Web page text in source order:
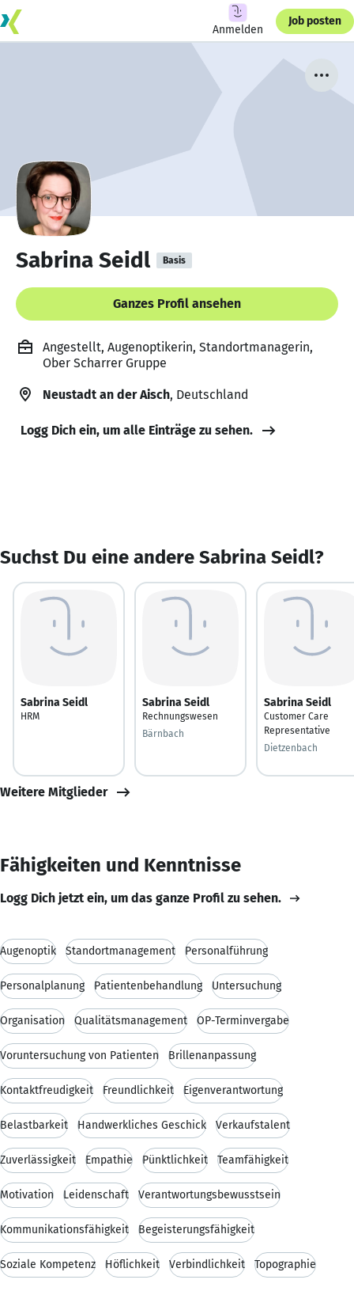
Anmelden
Job posten
Sabrina Seidl Basis
Ganzes Profil ansehen
Angestellt, Augenoptikerin, Standortmanagerin,
Ober Scharrer Gruppe
Neustadt an der Aisch, Deutschland
Logg Dich ein, um alle Einträge zu sehen.
Suchst Du eine andere Sabrina Seidl?
Sabrina Seidl
HRM
Sabrina Seidl
Rechnungswesen
Bärnbach
Sabrina Seidl
Customer Care
Representative
Dietzenbach
Weitere Mitglieder
Fähigkeiten und Kenntnisse
Logg Dich jetzt ein, um das ganze Profil zu sehen.
Augenoptik Standortmanagement Personalführung
Personalplanung Patientenbehandlung Untersuchung
Organisation Qualitätsmanagement OP-Terminvergabe
Voruntersuchung von Patienten Brillenanpassung
Kontaktfreudigkeit Freundlichkeit Eigenverantwortung
Belastbarkeit Handwerkliches Geschick Verkaufstalent
Zuverlässigkeit Empathie Pünktlichkeit Teamfähigkeit
Motivation Leidenschaft Verantwortungsbewusstsein
Kommunikationsfähigkeit Begeisterungsfähigkeit
Soziale Kompetenz Höflichkeit Verbindlichkeit Topographie